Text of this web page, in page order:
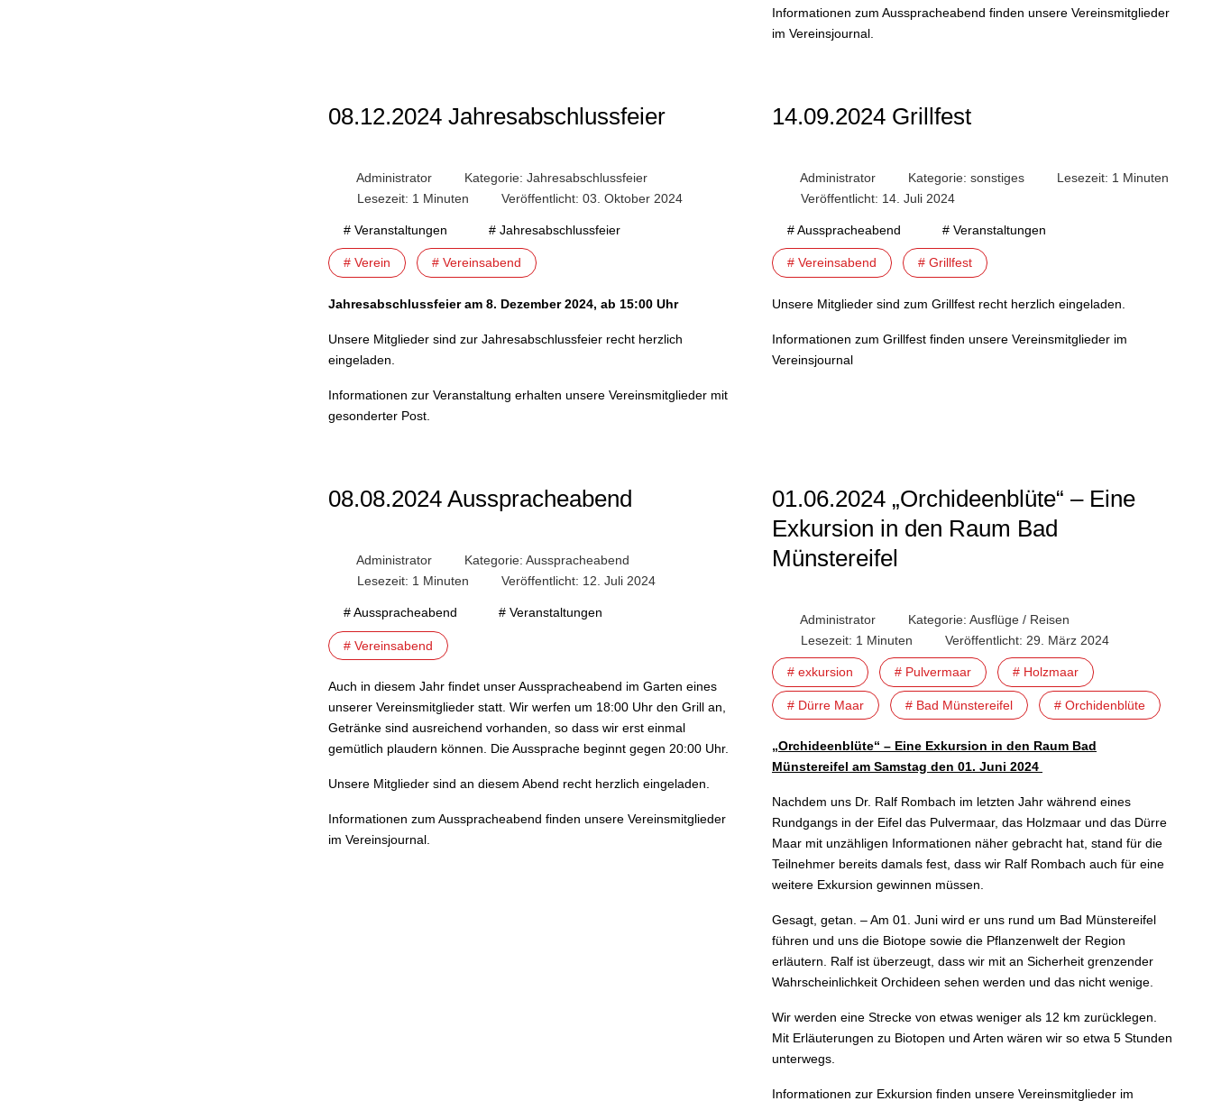
Informationen zum Ausspracheabend finden unsere Vereinsmitglieder
im Vereinsjournal.
08.12.2024 Jahresabschlussfeier
Administrator Kategorie: Jahresabschlussfeier
Lesezeit: 1 Minuten
Veröffentlicht: 03. Oktober 2024
# Veranstaltungen # Jahresabschlussfeier
# Verein # Vereinsabend
Jahresabschlussfeier am 8. Dezember 2024, ab 15:00 Uhr
Unsere Mitglieder sind zur Jahresabschlussfeier recht herzlich
eingeladen.
Informationen zur Veranstaltung erhalten unsere Vereinsmitglieder mit
gesonderter Post.
14.09.2024 Grillfest
Administrator Kategorie: sonstiges
Lesezeit: 1 Minuten
Veröffentlicht: 14. Juli 2024
# Ausspracheabend # Veranstaltungen
# Vereinsabend # Grillfest
Unsere Mitglieder sind zum Grillfest recht herzlich eingeladen.
Informationen zum Grillfest finden unsere Vereinsmitglieder im
Vereinsjournal
08.08.2024 Ausspracheabend
Administrator Kategorie: Ausspracheabend
Lesezeit: 1 Minuten
Veröffentlicht: 12. Juli 2024
# Ausspracheabend # Veranstaltungen
# Vereinsabend
Auch in diesem Jahr findet unser Ausspracheabend im Garten eines
unserer Vereinsmitglieder statt. Wir werfen um 18:00 Uhr den Grill an,
Getränke sind ausreichend vorhanden, so dass wir erst einmal
gemütlich plaudern können. Die Aussprache beginnt gegen 20:00 Uhr.
Unsere Mitglieder sind an diesem Abend recht herzlich eingeladen.
Informationen zum Ausspracheabend finden unsere Vereinsmitglieder
im Vereinsjournal.
01.06.2024 „Orchideenblüte“ – Eine
Exkursion in den Raum Bad
Münstereifel
Administrator Kategorie: Ausflüge / Reisen
Lesezeit: 1 Minuten
Veröffentlicht: 29. März 2024
# exkursion # Pulvermaar # Holzmaar
# Dürre Maar # Bad Münstereifel # Orchidenblüte
„Orchideenblüte“ – Eine Exkursion in den Raum Bad
Münstereifel am Samstag den 01. Juni 2024
Nachdem uns Dr. Ralf Rombach im letzten Jahr während eines
Rundgangs in der Eifel das Pulvermaar, das Holzmaar und das Dürre
Maar mit unzähligen Informationen näher gebracht hat, stand für die
Teilnehmer bereits damals fest, dass wir Ralf Rombach auch für eine
weitere Exkursion gewinnen müssen.
Gesagt, getan. – Am 01. Juni wird er uns rund um Bad Münstereifel
führen und uns die Biotope sowie die Pflanzenwelt der Region
erläutern. Ralf ist überzeugt, dass wir mit an Sicherheit grenzender
Wahrscheinlichkeit Orchideen sehen werden und das nicht wenige.
Wir werden eine Strecke von etwas weniger als 12 km zurücklegen.
Mit Erläuterungen zu Biotopen und Arten wären wir so etwa 5 Stunden
unterwegs.
Informationen zur Exkursion finden unsere Vereinsmitglieder im